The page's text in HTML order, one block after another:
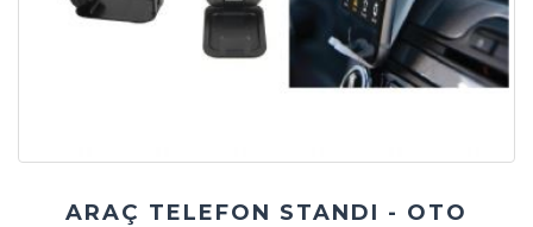
ARAÇ TELEFON STANDI - OTO